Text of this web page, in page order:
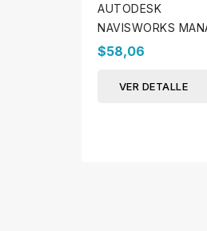
AUTODESK
NAVISWORKS
$58,06
VER DETALLE